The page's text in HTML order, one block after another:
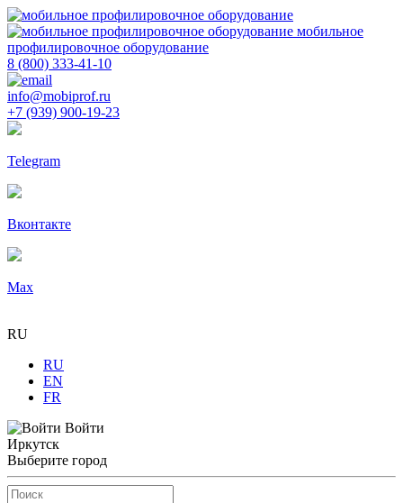
мобильное
профилировочное оборудование
8 (800) 333-41-10
info@mobiprof.ru
+7 (939) 900-19-23
Telegram
Вконтакте
Max
RU
RU
EN
FR
Войти
Иркутск
Выберите город